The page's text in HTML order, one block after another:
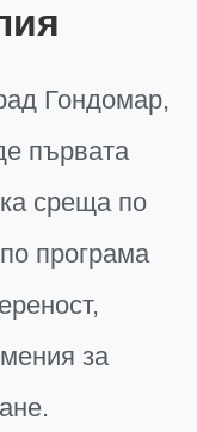
Гондомар,
първата
среща по
програма
за